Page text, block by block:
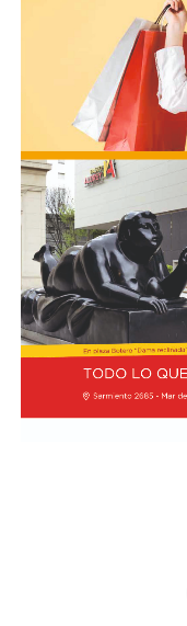
Junto con el
tres docentes que,
automóvil pocos
haciendo dedo. La
sobrevivió el
El hall del Palacio
sus restos y ante el
aquel momento,
habían dado sus
el liderazgo de
vicegobernador Luis
hasta la despedida
Antes de ser
municipal, el
Parroquia de los
Taraborelli fue el
surgido del voto